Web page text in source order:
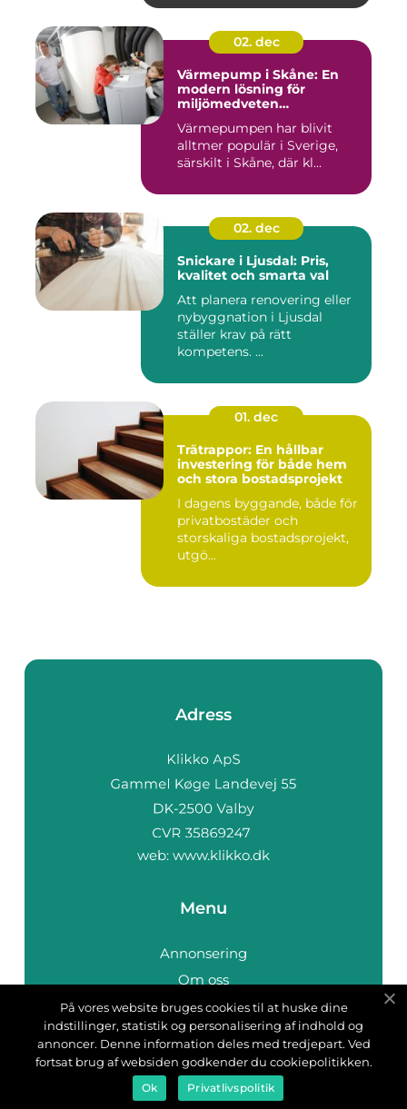
02. dec
Värmepump i Skåne: En
modern lösning för
miljömedveten
Värmepumpen har blivit
alltmer populär i Sverige,
särskilt i Skåne, där kl...
02. dec
Snickare i Ljusdal: Pris,
kvalitet och smarta val
Att planera renovering eller
nybyggnation i Ljusdal
ställer krav på rätt
kompetens. ...
01. dec
Trätrappor: En hållbar
investering för både hem
och stora bostadsprojekt
I dagens byggande, både för
privatbostäder och
storskaliga bostadsprojekt,
utgö...
Adress
web: www.klikko.dk
Menu
Annonsering
Om oss
Cookies
Kontakta oss
Sitemap
På vores website bruges cookies til at huske dine
indstillinger, statistik og personalisering af indhold og
annoncer. Denne information deles med tredjepart. Ved
fortsat brug af websiden godkender du cookiepolitikken.
Ok Privatlivspolitik